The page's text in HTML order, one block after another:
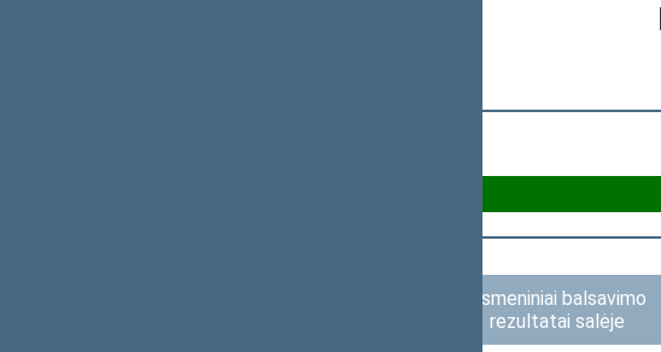
Asmeniniai balsavimo
rezultatai salėje